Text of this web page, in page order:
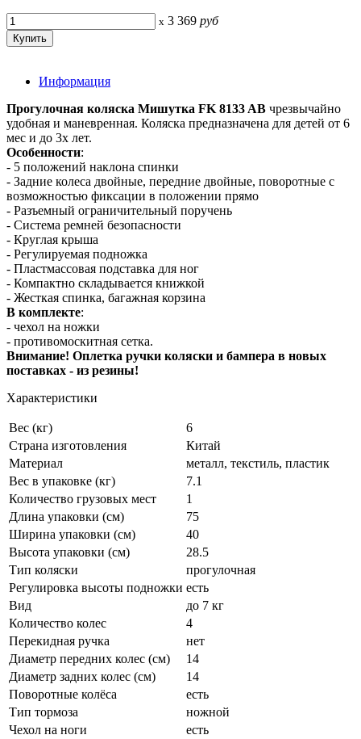
x 3 369 руб
Информация
Прогулочная коляска Мишутка FK 8133 AB чрезвычайно
удобная и маневренная. Коляска предназначена для детей от 6
мес и до 3х лет.
Особенности:
- 5 положений наклона спинки
- Задние колеса двойные, передние двойные, поворотные с
возможностью фиксации в положении прямо
- Разъемный ограничительный поручень
- Система ремней безопасности
- Круглая крыша
- Регулируемая подножка
- Пластмассовая подставка для ног
- Компактно складывается книжкой
- Жесткая спинка, багажная корзина
В комплекте:
- чехол на ножки
- противомоскитная сетка.
Внимание! Оплетка ручки коляски и бампера в новых
поставках - из резины!
Характеристики
Вес (кг)
6
Страна изготовления
Китай
Материал
металл, текстиль, пластик
Вес в упаковке (кг)
7.1
Количество грузовых мест
1
Длина упаковки (см)
75
Ширина упаковки (см)
40
Высота упаковки (см)
28.5
Тип коляски
прогулочная
Регулировка высоты подножки есть
Вид
до 7 кг
Количество колес
4
Перекидная ручка
нет
Диаметр передних колес (см)
14
Диаметр задних колес (см)
14
Поворотные колёса
есть
Тип тормоза
ножной
Чехол на ноги
есть